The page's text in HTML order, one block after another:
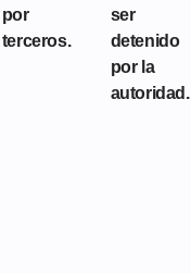
por
terceros.
ser
detenido
por la
autoridad.